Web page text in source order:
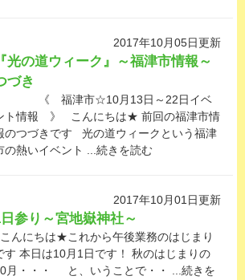
2017年10月05日更新
『光の道ウィーク』～福津市情報～
づき
《 福津市☆10月13日～22日イベ
ト情報 》 こんにちは★ 前回の福津市情
のつづきです 光の道ウィークという福津
の熱いイベント ...続きを読む
2017年10月01日更新
参り～宮地嶽神社～
こんにちは★これから午後業務のはじまり
す 本日は10月1日です！ 秋のはじまりの
月・・・ と、いうことで・・ ...続きを